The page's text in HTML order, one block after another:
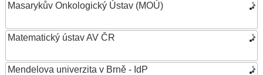
Masarykův Onkologický Ústav (MOÚ)
Matematický ústav AV ČR
Mendelova univerzita v Brně - IdP